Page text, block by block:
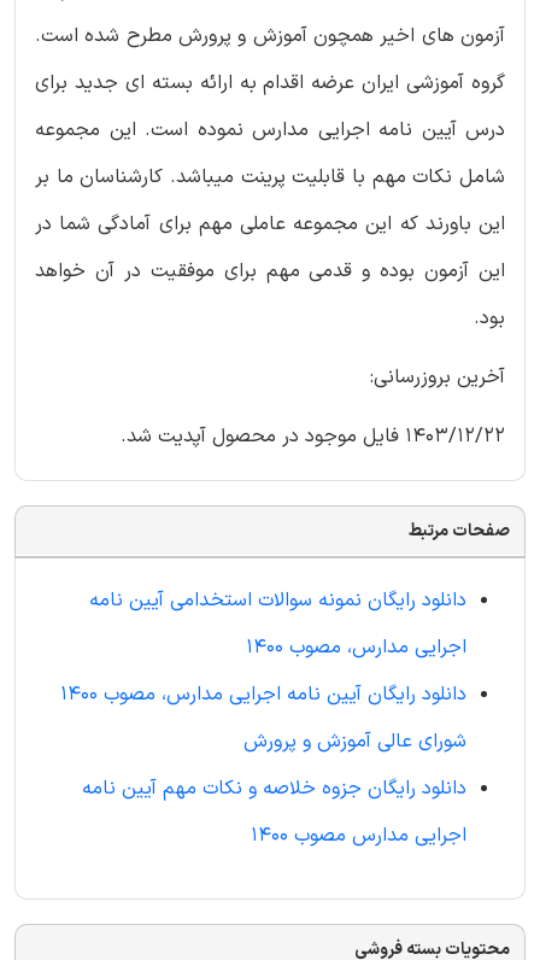
آزمون های اخیر همچون آموزش و پرورش مطرح شده است.
گروه آموزشی ایران عرضه اقدام به ارائه بسته ای جدید برای
درس آیین نامه اجرایی مدارس نموده است. این مجموعه
شامل نکات مهم با قابلیت پرینت میباشد. کارشناسان ما بر
این باورند که این مجموعه عاملی مهم برای آمادگی شما در
این آزمون بوده و قدمی مهم برای موفقیت در آن خواهد
بود.
آخرین بروزرسانی:
1403/12/22 فایل موجود در محصول آپدیت شد.
صفحات مرتبط
دانلود رایگان نمونه سوالات استخدامی آیین نامه
اجرایی مدارس، مصوب 1400
دانلود رایگان آیین نامه اجرایی مدارس، مصوب 1400
شورای عالی آموزش و پرورش
دانلود رایگان جزوه خلاصه و نکات مهم آیین نامه
اجرایی مدارس مصوب 1400
محتویات بسته فروشی